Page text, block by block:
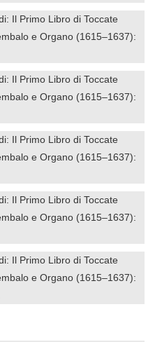
Il Primo Libro di Toccate
e Organo (1615–1637):
Il Primo Libro di Toccate
e Organo (1615–1637):
Il Primo Libro di Toccate
e Organo (1615–1637):
Il Primo Libro di Toccate
e Organo (1615–1637):
Il Primo Libro di Toccate
e Organo (1615–1637):